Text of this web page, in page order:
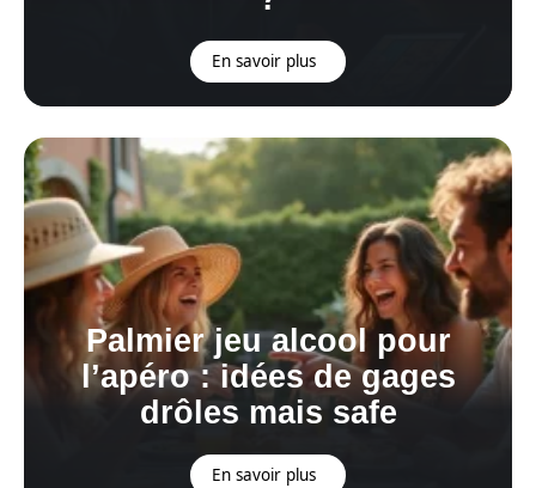
En savoir plus
Palmier jeu alcool pour
l’apéro : idées de gages
drôles mais safe
En savoir plus